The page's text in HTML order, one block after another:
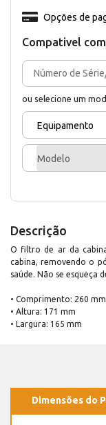
Compativel
ou selecione um
Equipamento
Modelo
Opções de
Descrição
O filtro de ar da
cabina, removendo o
saúde. Não se esqueça
• Comprimento: 260 mm
• Altura: 171 mm
• Largura: 165 mm
Dimensões do